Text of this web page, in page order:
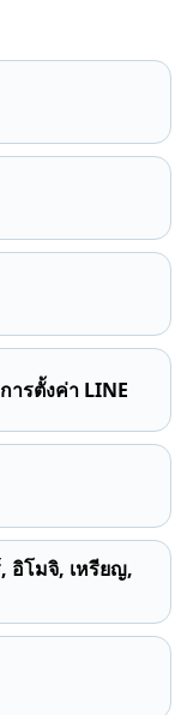
รตั้งค่า LINE
อิโมจิ, เหรียญ,